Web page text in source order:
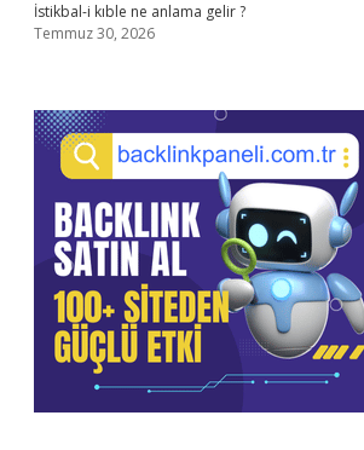
İstikbal-i kıble ne anlama gelir ?
Temmuz 30, 2026